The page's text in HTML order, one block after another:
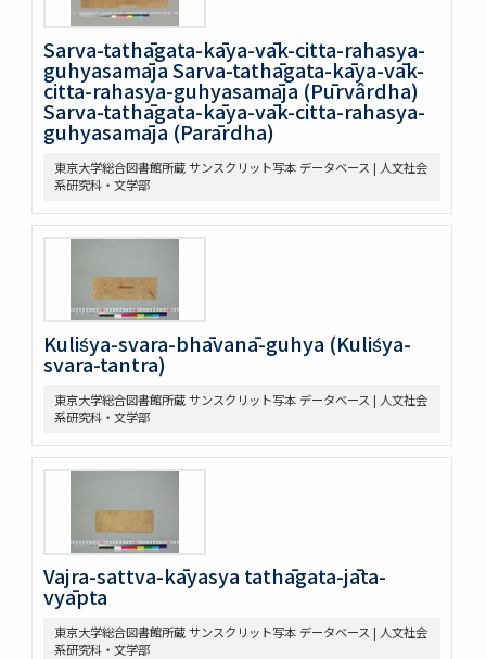
Sarva-tathāgata-kāya-vāk-citta-rahasya-
guhyasamāja Sarva-tathāgata-kāya-vāk-
citta-rahasya-guhyasamāja (Pūrvârdha)
Sarva-tathāgata-kāya-vāk-citta-rahasya-
guhyasamāja (Parārdha)
東京大学総合図書館所蔵 サンスクリット写本 データベース | 人文社会
系研究科・文学部
Kuliśya-svara-bhāvanā-guhya (Kuliśya-
svara-tantra)
東京大学総合図書館所蔵 サンスクリット写本 データベース | 人文社会
系研究科・文学部
Vajra-sattva-kāyasya tathāgata-jāta-
vyāpta
東京大学総合図書館所蔵 サンスクリット写本 データベース | 人文社会
系研究科・文学部